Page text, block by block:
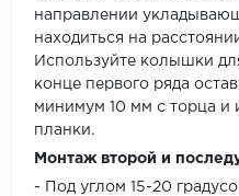
направлении
находиться на
Используйте колышки
конце первого ряда
минимум 10 мм с торца и
планки.
Монтаж второй и
- Под углом 15-20